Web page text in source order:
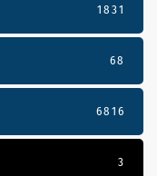
1831
68
6816
3